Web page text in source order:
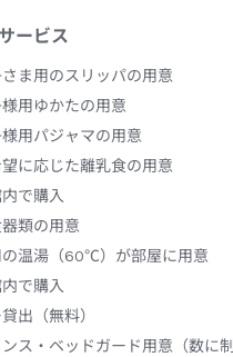
ービス
ま用のスリッパの用意
用ゆかたの用意
用パジャマの用意
に応じた離乳食の用意
で購入
類の用意
の温湯（60℃）が部屋に用意
で購入
出（無料）
ス・ベッドガード用意（数に